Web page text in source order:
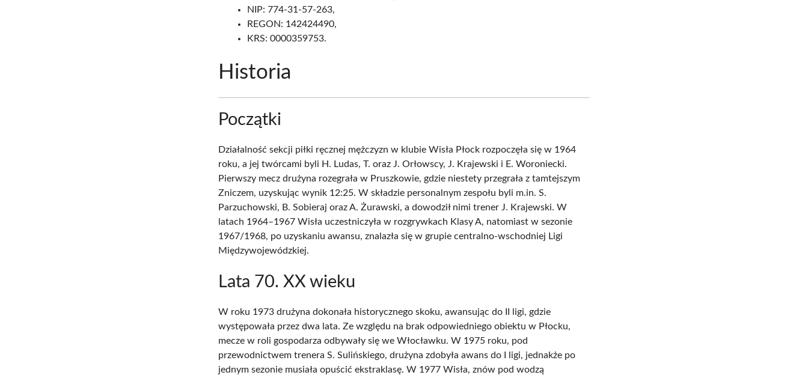
NIP: 774-31-57-263,
REGON: 142424490,
KRS: 0000359753.
Historia
Początki
Działalność sekcji piłki ręcznej mężczyzn w klubie Wisła Płock rozpoczęła się w 1964
roku, a jej twórcami byli H. Ludas, T. oraz J. Orłowscy, J. Krajewski i E. Woroniecki.
Pierwszy mecz drużyna rozegrała w Pruszkowie, gdzie niestety przegrała z tamtejszym
Zniczem, uzyskując wynik 12:25. W składzie personalnym zespołu byli m.in. S.
Parzuchowski, B. Sobieraj oraz A. Żurawski, a dowodził nimi trener J. Krajewski. W
latach 1964–1967 Wisła uczestniczyła w rozgrywkach Klasy A, natomiast w sezonie
1967/1968, po uzyskaniu awansu, znalazła się w grupie centralno-wschodniej Ligi
Międzywojewódzkiej.
Lata 70. XX wieku
W roku 1973 drużyna dokonała historycznego skoku, awansując do II ligi, gdzie
występowała przez dwa lata. Ze względu na brak odpowiedniego obiektu w Płocku,
mecze w roli gospodarza odbywały się we Włocławku. W 1975 roku, pod
przewodnictwem trenera S. Sulińskiego, drużyna zdobyła awans do I ligi, jednakże po
jednym sezonie musiała opuścić ekstraklasę. W 1977 Wisła, znów pod wodzą